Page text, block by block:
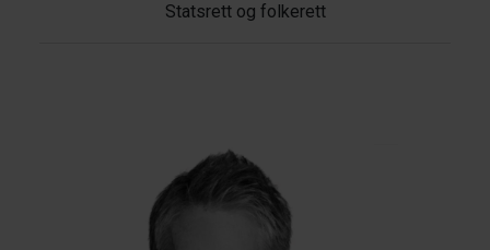
Statsrett og folkerett